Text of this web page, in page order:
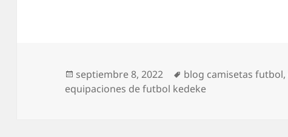
Publicado
el
septiembre 8, 2022 Etiquetas
blog camisetas futbol,
equipaciones de futbol kedeke